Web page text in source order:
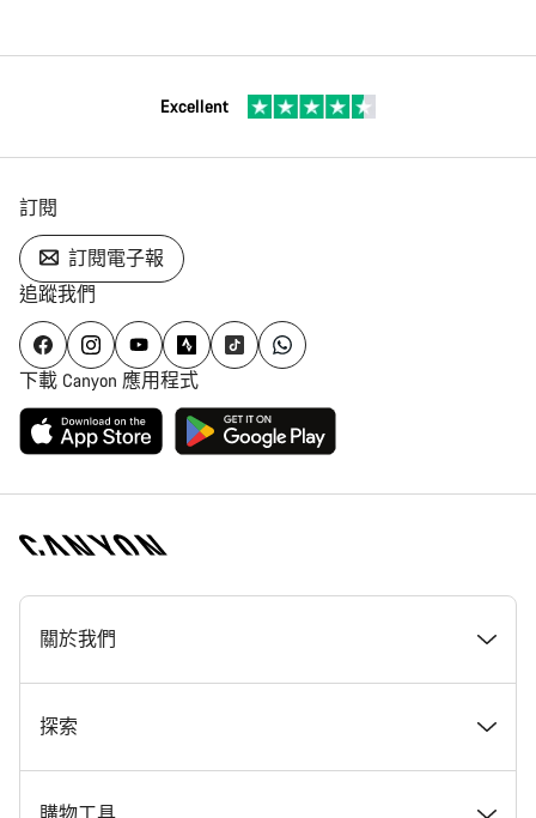
Excellent
訂閱
訂閱電子報
追蹤我們
下載 Canyon 應用程式
[footer.linksList.title]
關於我們
獎勵
探索